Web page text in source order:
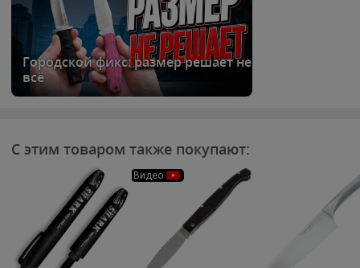
Городской фикс: размер решает не
всё
С этим товаром также покупают:
Видео